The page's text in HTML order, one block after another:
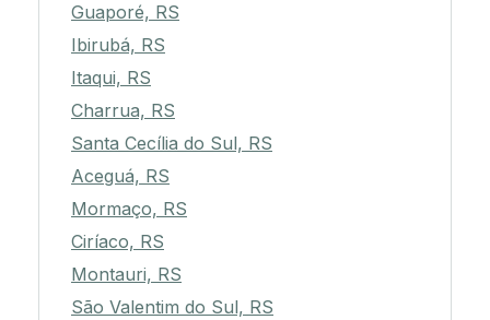
Guaporé, RS
Ibirubá, RS
Itaqui, RS
Charrua, RS
Santa Cecília do Sul, RS
Aceguá, RS
Mormaço, RS
Ciríaco, RS
Montauri, RS
São Valentim do Sul, RS